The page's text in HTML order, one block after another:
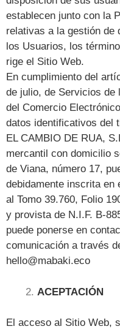
establecen junto con la
relativas a la gestión de
los Usuarios, los
rige el Sitio Web.
En cumplimiento del
de julio, de Servicios de
del Comercio
datos identificativos del
EL CAMBIO DE RUA,
mercantil con domicilio
de Viana, número 17,
debidamente inscrita en
al Tomo 39.760, Folio
y provista de N.I.F. B-
puede ponerse en
comunicación a través
hello@mabaki.eco
ACEPTACIÓN
El acceso al Sitio Web,